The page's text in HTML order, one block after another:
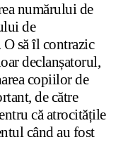
numărului de
de
să îl contrazic
declanșatorul,
copiilor de
de către
că atrocitățile
când au fost